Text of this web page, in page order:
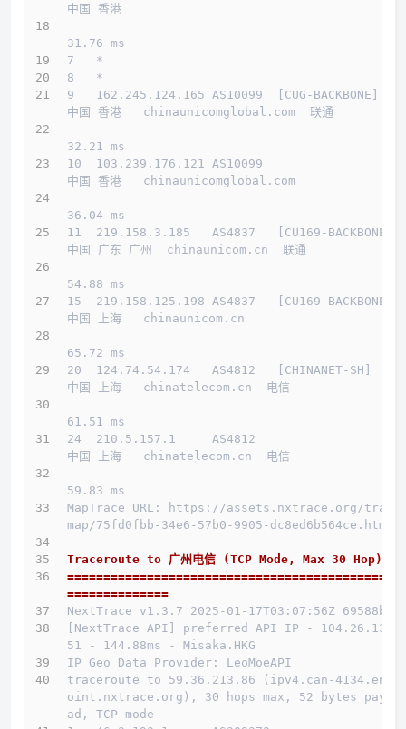
中国 香港
31.76 ms
7   *
8   *
9   162.245.124.165 AS10099  [CUG-BACKBONE]
中国 香港   chinaunicomglobal.com  联通
32.21 ms
10  103.239.176.121 AS10099
中国 香港   chinaunicomglobal.com
36.04 ms
11  219.158.3.185   AS4837   [CU169-BACKBONE]
中国 广东 广州  chinaunicom.cn  联通
54.88 ms
15  219.158.125.198 AS4837   [CU169-BACKBONE]
中国 上海   chinaunicom.cn
65.72 ms
20  124.74.54.174   AS4812   [CHINANET-SH]
中国 上海   chinatelecom.cn  电信
61.51 ms
24  210.5.157.1     AS4812
中国 上海   chinatelecom.cn  电信
59.83 ms
MapTrace URL: https://assets.nxtrace.org/trace
map/75fd0fbb-34e6-57b0-9905-dc8ed6b564ce.html
Traceroute to 广州电信 (TCP Mode, Max 30 Hop)
==============================================
==============
NextTrace v1.3.7 2025-01-17T03:07:56Z 69588b0
[NextTrace API] preferred API IP - 104.26.13.1
51 - 144.88ms - Misaka.HKG
IP Geo Data Provider: LeoMoeAPI
traceroute to 59.36.213.86 (ipv4.can-4134.endp
oint.nxtrace.org), 30 hops max, 52 bytes paylo
ad, TCP mode